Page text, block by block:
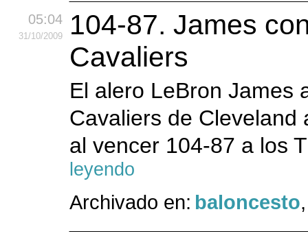
05:04
31/10/2009
104-87. James
Cavaliers
El alero LeBron James
Cavaliers de
al vencer 104-87 a los
leyendo
Archivado en: baloncesto